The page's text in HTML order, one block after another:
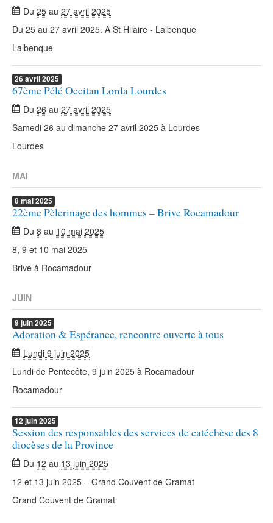
Du 25 au 27 avril 2025
Du 25 au 27 avril 2025. A St Hilaire - Lalbenque
Lalbenque
26 avril2025
67ème Pélé Occitan Lorda Lourdes
Du 26 au 27 avril 2025
Samedi 26 au dimanche 27 avril 2025 à Lourdes
Lourdes
MAI
8mai2025
22ème Pèlerinage des hommes – Brive Rocamadour
Du 8 au 10 mai 2025
8, 9 et 10 mai 2025
Brive à Rocamadour
JUIN
9 juin2025
Adoration & Espérance, rencontre ouverte à tous
Lundi 9 juin 2025
Lundi de Pentecôte, 9 juin 2025 à Rocamadour
Rocamadour
12 juin2025
Session des responsables des services de catéchèse des 8
diocèses de la Province
Du 12 au 13 juin 2025
12 et 13 juin 2025 – Grand Couvent de Gramat
Grand Couvent de Gramat